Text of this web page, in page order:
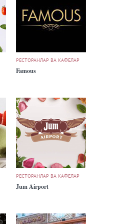
РЕСТОРАНЛАР ВА КАФЕЛАР
Famous
РЕСТОРАНЛАР ВА КАФЕЛАР
Jum Airport